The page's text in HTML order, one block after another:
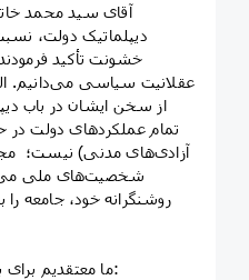
آقای سید محمد
دیپلماتیک دولت،
خشونت تأکید
عقلانیت سیاسی می‌دانیم.
از سخن ایشان در باب
تمام عملکردهای دولت در
آزادی‌های مدنی) نیست؛
شخصیت‌های ملی
روشنگرانه خود، جامعه
📍ما معتقدیم برای برون‌رفت از بحران کنونی باید: